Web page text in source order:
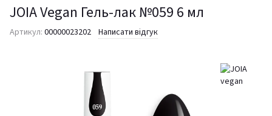
JOIA Vegan Гель-лак №059 6 мл
Артикул: 00000023202 Написати відгук